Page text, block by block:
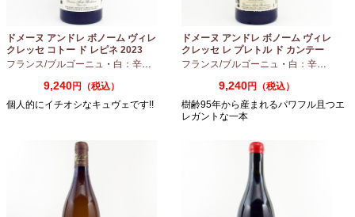
ドメーヌ アンドレ ボノーム ヴィレ
クレッセ コトー ド レピネ 2023
750ml
フランス/ブルゴーニュ ・ 白：辛口 シャルドネ
9,240円（税込）
個人的にイチオシなキュヴェです!!
ドメーヌ アンドレ ボノーム ヴィレ
クレッセ レ プレトル ド カンテー
ヌ 2023 750ml
フランス/ブルゴーニュ ・ 白：辛口
9,240円（税込）
樹齢95年から産まれるパワフル且つエ
レガントな一本